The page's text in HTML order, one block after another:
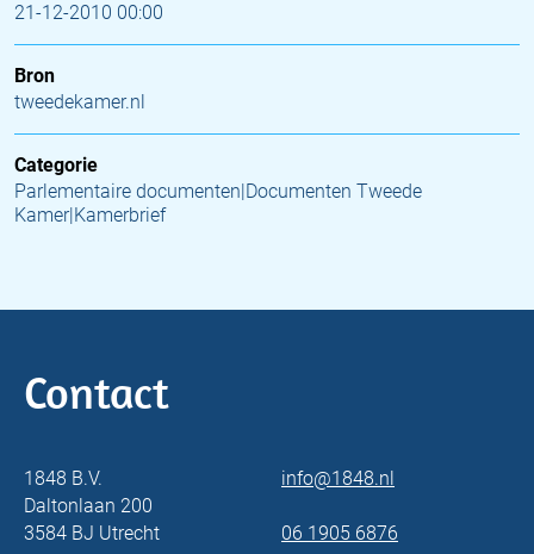
21-12-2010 00:00
Bron
tweedekamer.nl
Categorie
Parlementaire documenten|Documenten Tweede
Kamer|Kamerbrief
Contact
1848 B.V.
Daltonlaan 200
3584 BJ Utrecht
info@1848.nl
06 1905 6876